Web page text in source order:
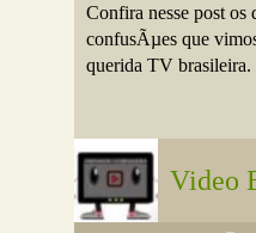
Confira nesse post os
confusÃµes que
querida TV brasileira.
Video